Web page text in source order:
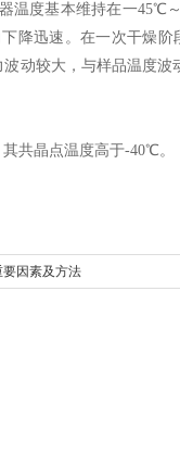
温度基本维持在一45℃
降迅速。在一次干燥阶
动较大，与样品温度波
共晶点温度高于-40℃。
要因素及方法